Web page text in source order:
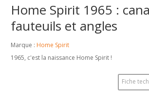
Home Spirit 1965 :
fauteuils et angles
Marque : Home Spirit
1965, c'est la naissance Home Spirit !
Fiche